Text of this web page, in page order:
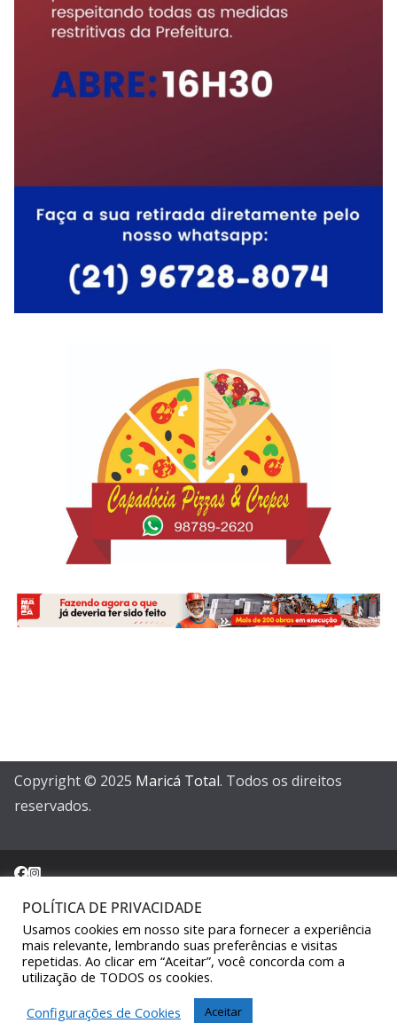
Copyright © 2025 Maricá Total. Todos os direitos
reservados.
POLÍTICA DE PRIVACIDADE
Usamos cookies em nosso site para fornecer a experiência
mais relevante, lembrando suas preferências e visitas
repetidas. Ao clicar em “Aceitar”, você concorda com a
utilização de TODOS os cookies.
Configurações de Cookies
Aceitar
Sair da versão mobile